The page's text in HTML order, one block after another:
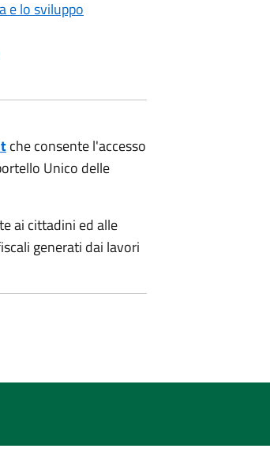
e lo sviluppo
che consente l'accesso
Unico delle
ai cittadini ed alle
generati dai lavori